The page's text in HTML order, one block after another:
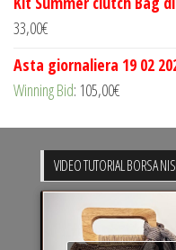
33,00€
Asta giornaliera 19 02
Winning Bid: 105,00€
VIDEO TUTORIAL BORSA